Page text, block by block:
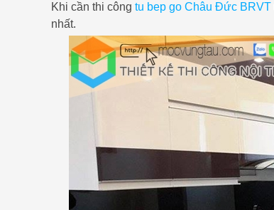
Khi cần thi công tu bep go Châu Đức BRVT
nhất.